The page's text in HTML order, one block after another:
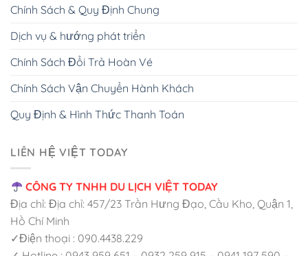
Chính Sách & Quy Định Chung
Dịch vụ & hướng phát triển
Chính Sách Đổi Trả Hoàn Vé
Chính Sách Vận Chuyển Hành Khách
Quy Định & Hình Thức Thanh Toán
LIÊN HỆ VIỆT TODAY
CÔNG TY TNHH DU LỊCH VIỆT TODAY
Địa chỉ: Địa chỉ: 457/23 Trần Hưng Đạo, Cầu Kho, Quận 1,
Hồ Chí Minh
✓Điện thoại : 090.4438.229